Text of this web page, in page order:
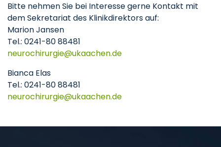
Bitte nehmen Sie bei Interesse gerne Kontakt mit
dem Sekretariat des Klinikdirektors auf:
Marion Jansen
Tel.: 0241-80 88481
neurochirurgie
ukaachende
Bianca Elas
Tel.: 0241-80 88481
neurochirurgie
ukaachende